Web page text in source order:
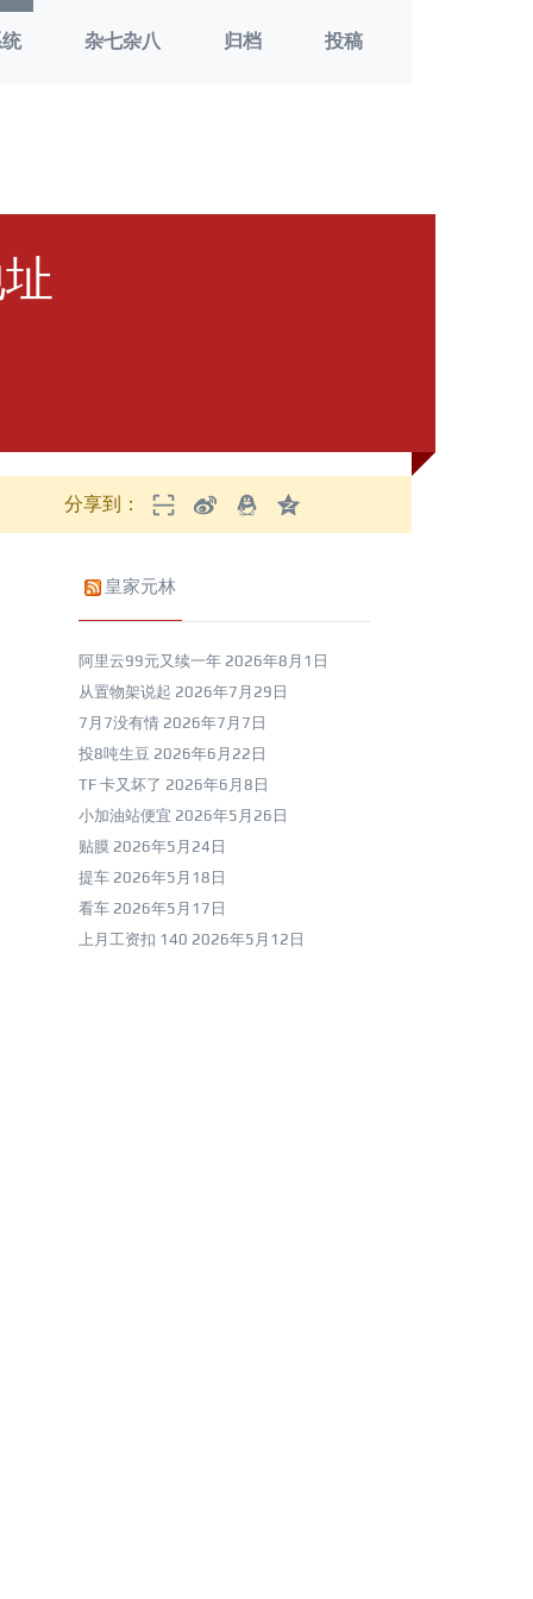
杂七杂八 归档 投稿
分享到：
皇家元林
阿里云99元又续一年 2026年8月1日
从置物架说起 2026年7月29日
7月7没有情 2026年7月7日
投8吨生豆 2026年6月22日
TF 卡又坏了 2026年6月8日
小加油站便宜 2026年5月26日
贴膜 2026年5月24日
提车 2026年5月18日
看车 2026年5月17日
上月工资扣 140 2026年5月12日